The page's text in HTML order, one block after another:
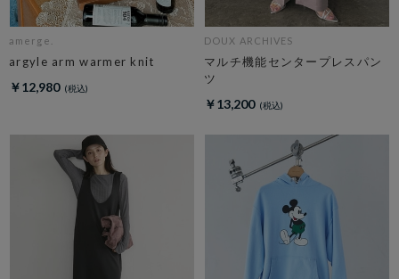
amerge.
argyle arm warmer knit
￥12,980
DOUX ARCHIVES
マルチ機能センタープレスパン
ツ
￥13,200